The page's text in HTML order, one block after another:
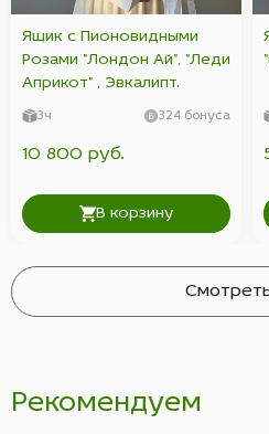
Ящик с Пионовидными
Розами "Лондон Ай", "Леди
Априкот" , Эвкалипт.
3ч 324 бонуса
10 800 руб.
В корзину
Рекомендуем